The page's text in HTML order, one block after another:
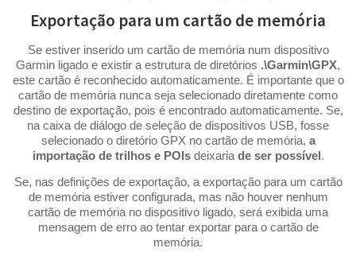
Exportação para um cartão de memória
Se estiver inserido um cartão de memória num dispositivo
Garmin ligado e existir a estrutura de diretórios .\Garmin\GPX,
este cartão é reconhecido automaticamente. É importante que o
cartão de memória nunca seja selecionado diretamente como
destino de exportação, pois é encontrado automaticamente. Se,
na caixa de diálogo de seleção de dispositivos USB, fosse
selecionado o diretório GPX no cartão de memória, a
importação de trilhos e POIs deixaria de ser possível.
Se, nas definições de exportação, a exportação para um cartão
de memória estiver configurada, mas não houver nenhum
cartão de memória no dispositivo ligado, será exibida uma
mensagem de erro ao tentar exportar para o cartão de
memória.